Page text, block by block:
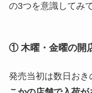
の3つを意識してみ
① 木曜・金曜の開
発売当初は数日お